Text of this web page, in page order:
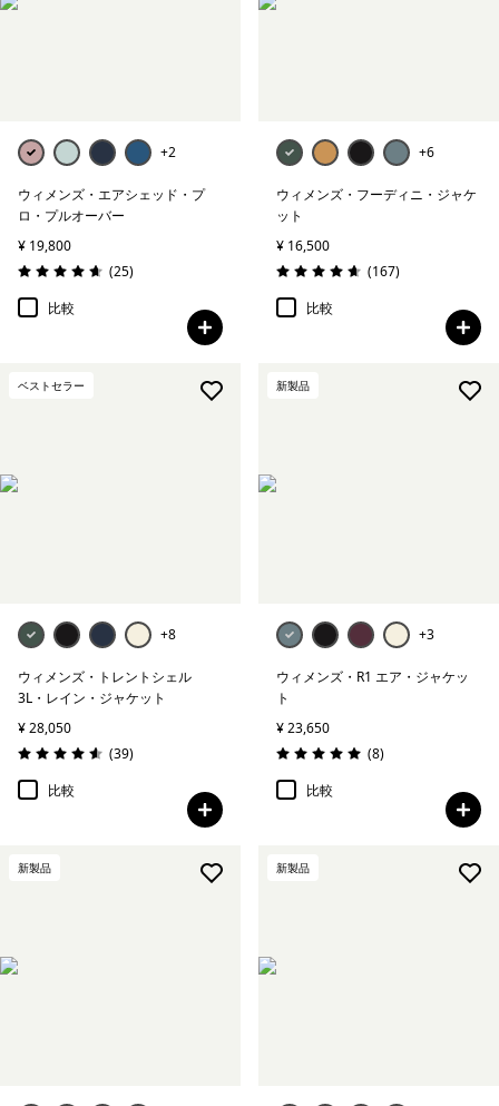
絞り込み
在庫のあるサイズ
絞り込み
フィット
+2
ウィメンズ・エアシェッド・プ
ロ・プルオーバー
¥ 19,800
評価: 4.6 / 5
(25レビュー
)
比較
+6
ウィメンズ・フーディニ・ジャケ
ット
¥ 16,500
評価: 4.7 / 5
(167レビュー
)
比較
ベストセラー
+8
ウィメンズ・トレントシェル
3L・レイン・ジャケット
¥ 28,050
評価: 4.6 / 5
(39レビュー
)
比較
新製品
+3
ウィメンズ・R1 エア・ジャケッ
ト
¥ 23,650
評価: 5.0 / 5
(8レビュー
)
比較
新製品 新製品